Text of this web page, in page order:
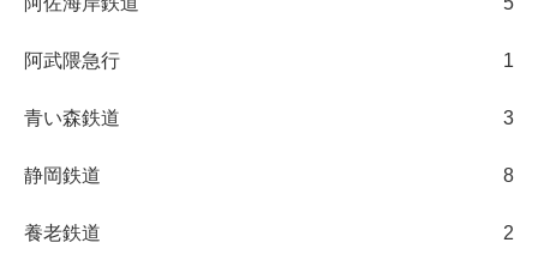
阿武隈急行 1
青い森鉄道 3
静岡鉄道 8
養老鉄道 2